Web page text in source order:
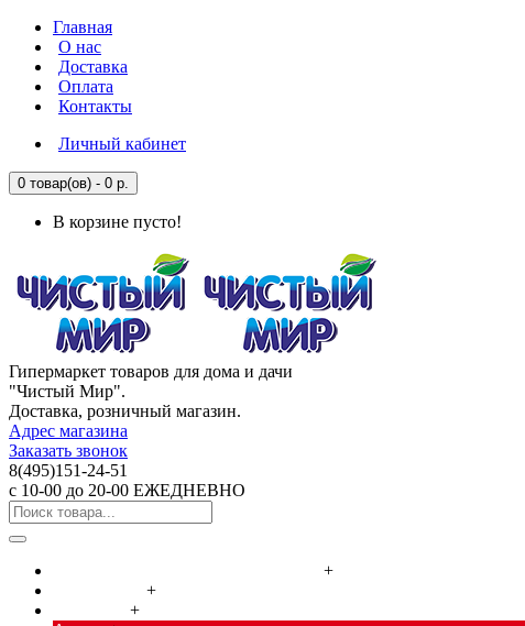
Главная
О нас
Доставка
Оплата
Контакты
Личный кабинет
0 товар(ов) - 0 р.
В корзине пусто!
Гипермаркет товаров для дома и дачи
"Чистый Мир".
Доставка, розничный магазин.
Адрес магазина
Заказать звонок
8(495)151-24-51
с 10-00 до 20-00 ЕЖЕДНЕВНО
+
+
+